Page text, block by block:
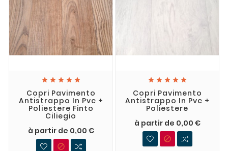
    
Copri Pavimento
Antistrappo In Pvc +
Poliestere Finto
Ciliegio
à partir de 0,00 €

    
Copri Pavimento
Antistrappo In Pvc +
Poliestere
à partir de 0,00 €
